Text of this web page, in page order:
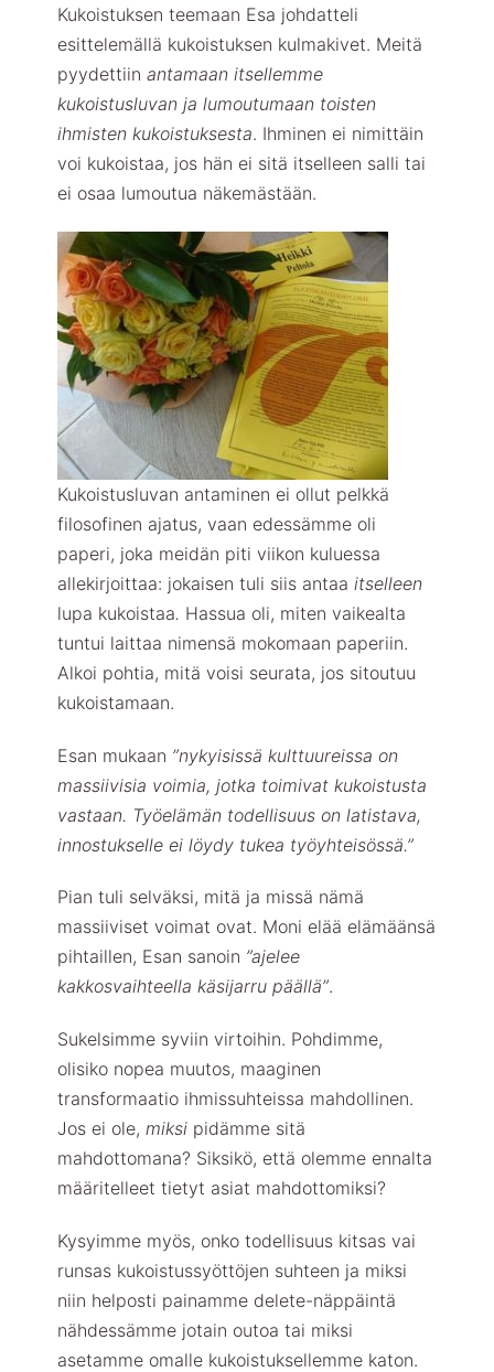
Kukoistuksen teemaan Esa johdatteli
esittelemällä kukoistuksen kulmakivet. Meitä
pyydettiinantamaan itsellemme
kukoistusluvan ja lumoutumaan toisten
ihmisten kukoistuksesta. Ihminen ei nimittäin
voi kukoistaa, jos hän ei sitä itselleen salli tai
ei osaa lumoutua näkemästään.
Kukoistusluvan antaminen ei ollut pelkkä
filosofinen ajatus, vaan edessämme oli
paperi, joka meidän piti viikon kuluessa
allekirjoittaa: jokaisen tuli siis antaaitselleen
lupa kukoistaa. Hassua oli, miten vaikealta
tuntui laittaa nimensä mokomaan paperiin.
Alkoi pohtia, mitä voisi seurata, jos sitoutuu
kukoistamaan.
Esan mukaan ”nykyisissä kulttuureissa on
massiivisia voimia, jotka toimivat kukoistusta
vastaan. Työelämän todellisuus on latistava,
innostukselle ei löydy tukea työyhteisössä.”
Pian tuli selväksi, mitä ja missä nämä
massiiviset voimat ovat. Moni elää elämäänsä
pihtaillen, Esan sanoin ”ajelee
kakkosvaihteella käsijarru päällä”.
Sukelsimme syviin virtoihin. Pohdimme,
olisiko nopea muutos, maaginen
transformaatio ihmissuhteissa mahdollinen.
Jos ei ole,miksi pidämme sitä
mahdottomana? Siksikö, että olemme ennalta
määritelleet tietyt asiat mahdottomiksi?
Kysyimme myös, onko todellisuus kitsas vai
runsas kukoistussyöttöjen suhteen ja miksi
niin helposti painamme delete-näppäintä
nähdessämme jotain outoa tai miksi
asetamme omalle kukoistuksellemme katon.